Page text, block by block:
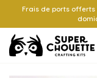
Frais de ports offerts